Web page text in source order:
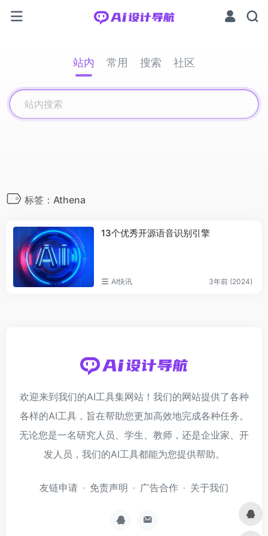
站内 常用 搜索 社区
标签：Athena
13个优秀开源语音识别引擎
AI快讯 3年前 (2024)
欢迎来到我们的AI工具集网站！我们的网站提供了各种
各样的AI工具，旨在帮助您更加高效地完成各种任务。
无论您是一名研究人员、学生、教师，还是企业家、开
发人员，我们的AI工具都能为您提供帮助。
友链申请 免责声明 广告合作 关于我们